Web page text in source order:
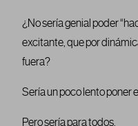
¿No sería genial poder
excitante, que por
fuera?
Sería un poco lento poner
Pero sería para todos.